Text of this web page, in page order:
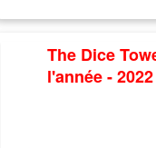
The Dice
l'année - 2022